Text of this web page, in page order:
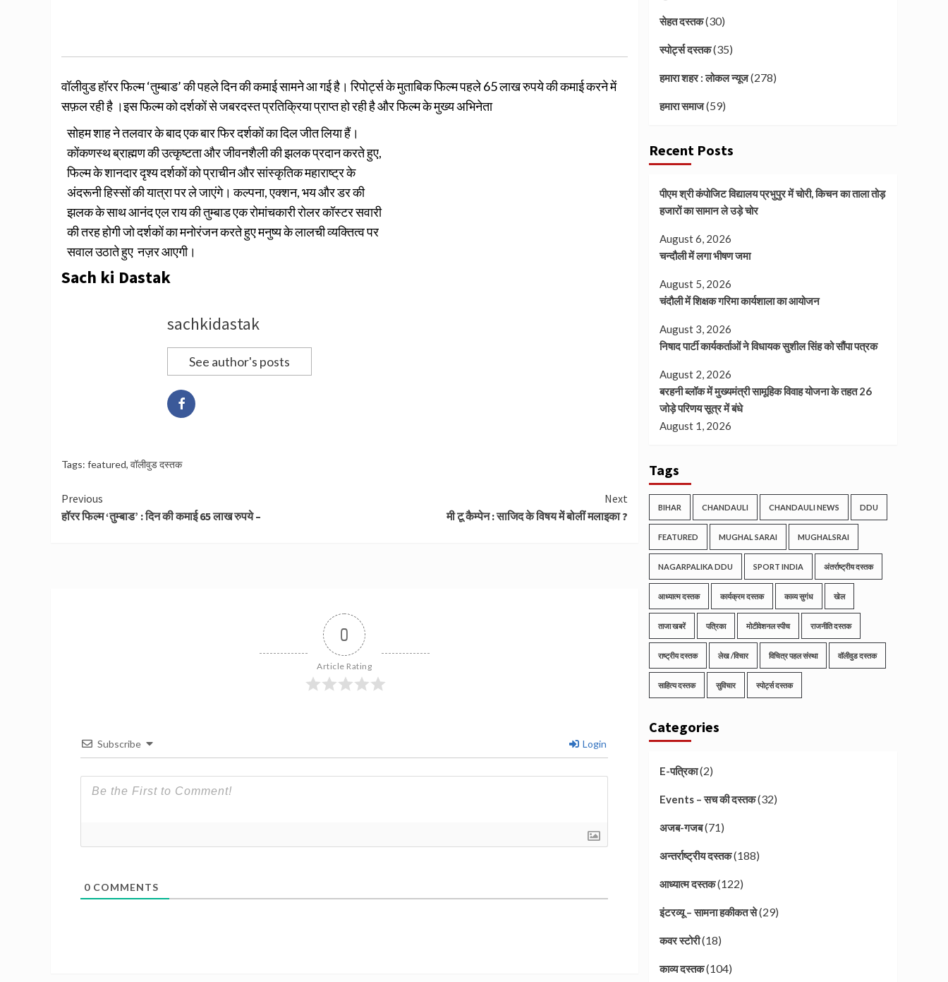
वॉलीवुड हॉरर फिल्म ‘तुम्बाड’ की पहले दिन की कमाई सामने आ गई है। रिपोर्ट्स के मुताबिक फिल्म पहले 65 लाख रुपये की कमाई करने में
सफ़ल रही है ।इस फिल्म को दर्शकों से जबरदस्त प्रतिक्रिया प्राप्त हो रही है और फिल्म के मुख्य अभिनेता
सोहम शाह ने तलवार के बाद एक बार फिर दर्शकों का दिल जीत लिया हैं।
कोंकणस्थ ब्राह्मण की उत्कृष्टता और जीवनशैली की झलक प्रदान करते हुए,
फिल्म के शानदार दृश्य दर्शकों को प्राचीन और सांस्कृतिक महाराष्ट्र के
अंदरूनी हिस्सों की यात्रा पर ले जाएंगे। कल्पना, एक्शन, भय और डर की
झलक के साथ आनंद एल राय की तुम्बाड एक रोमांचकारी रोलर कॉस्टर सवारी
की तरह होगी जो दर्शकों का मनोरंजन करते हुए मनुष्य के लालची व्यक्तित्व पर
सवाल उठाते हुए नज़र आएगी।
Sach ki Dastak
sachkidastak
See author's posts
Tags: featured, वॉलीवुड दस्तक
Continue
Reading
Previous
हॉरर फिल्म ‘तुम्बाड’ : दिन की कमाई 65 लाख रुपये –
Next
मी टू कैम्पेन : साजिद के विषय में बोलीं मलाइका ?
0
Article Rating
Subscribe Login
0 COMMENTS
सेहत दस्तक(30)
स्पोर्ट्स दस्तक(35)
हमारा शहर : लोकल न्यूज(278)
हमारा समाज(59)
Recent Posts
पीएम श्री कंपोजिट विद्यालय प्रभुपुर में चोरी, किचन का ताला तोड़
हजारों का सामान ले उड़े चोर
August 6, 2026
चन्दौली में लगा भीषण जमा
August 5, 2026
चंदौली में शिक्षक गरिमा कार्यशाला का आयोजन
August 3, 2026
निषाद पार्टी कार्यकर्ताओं ने विधायक सुशील सिंह को सौंपा पत्रक
August 2, 2026
बरहनी ब्लॉक में मुख्यमंत्री सामूहिक विवाह योजना के तहत 26
जोड़े परिणय सूत्र में बंधे
August 1, 2026
Tags
BIHAR CHANDAULI CHANDAULI NEWS DDU
FEATURED MUGHAL SARAI MUGHALSRAI
NAGARPALIKA DDU SPORT INDIA अंतर्राष्ट्रीय दस्तक
आध्यात्म दस्तक कार्यक्रम दस्तक काव्य सुगंध खेल
ताजा खबरें पत्रिका मोटीवेशनल स्पीच राजनीति दस्तक
राष्ट्रीय दस्तक लेख /विचार विचित्र पहल संस्था वॉलीवुड दस्तक
साहित्य दस्तक सुविचार स्पोर्ट्स दस्तक
Categories
E-पत्रिका(2)
Events – सच की दस्तक(32)
अजब-गजब(71)
अन्तर्राष्ट्रीय दस्तक(188)
आध्यात्म दस्तक(122)
इंटरव्यू – सामना हकीकत से(29)
कवर स्टोरी(18)
काव्य दस्तक(104)